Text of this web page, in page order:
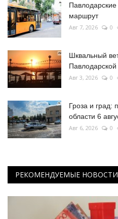
маршрут
Авг 7, 2026 0
Шквальный
Павлодарской
Авг 3, 2026 0
Гроза и град:
области 6
Авг 6, 2026 0
РЕКОМЕНДУЕМЫЕ НОВОСТИ